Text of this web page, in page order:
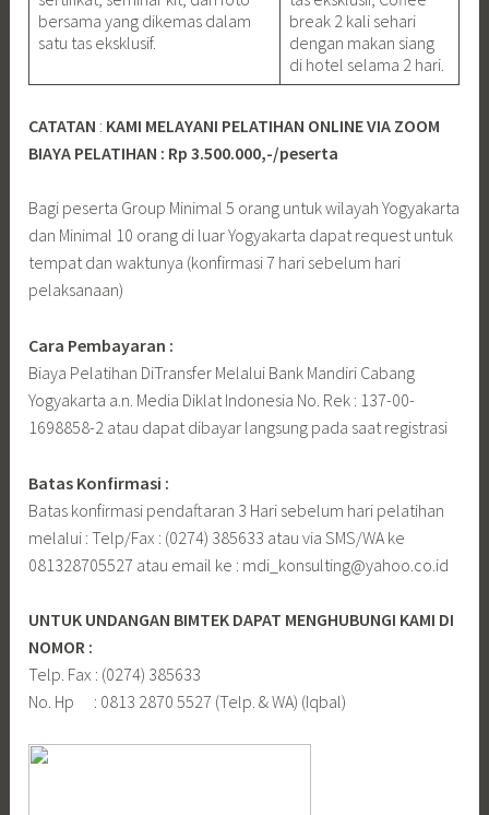
bersama yang dikemas dalam
satu tas eksklusif.
break 2 kali sehari
dengan makan siang
di hotel selama 2 hari.
CATATAN : KAMI MELAYANI PELATIHAN ONLINE VIA ZOOM
BIAYA PELATIHAN : Rp 3.500.000,-/peserta
Bagi peserta Group Minimal 5 orang untuk wilayah Yogyakarta
dan Minimal 10 orang di luar Yogyakarta dapat request untuk
tempat dan waktunya (konfirmasi 7 hari sebelum hari
pelaksanaan)
Cara Pembayaran :
Biaya Pelatihan DiTransfer Melalui Bank Mandiri Cabang
Yogyakarta a.n. Media Diklat Indonesia No. Rek : 137-00-
1698858-2 atau dapat dibayar langsung pada saat registrasi
Batas Konfirmasi :
Batas konfirmasi pendaftaran 3 Hari sebelum hari pelatihan
melalui : Telp/Fax : (0274) 385633 atau via SMS/WA ke
081328705527 atau email ke : mdi_konsulting@yahoo.co.id
UNTUK UNDANGAN BIMTEK DAPAT MENGHUBUNGI KAMI DI
NOMOR :
Telp. Fax : (0274) 385633
No. Hp : 0813 2870 5527 (Telp. & WA) (Iqbal)